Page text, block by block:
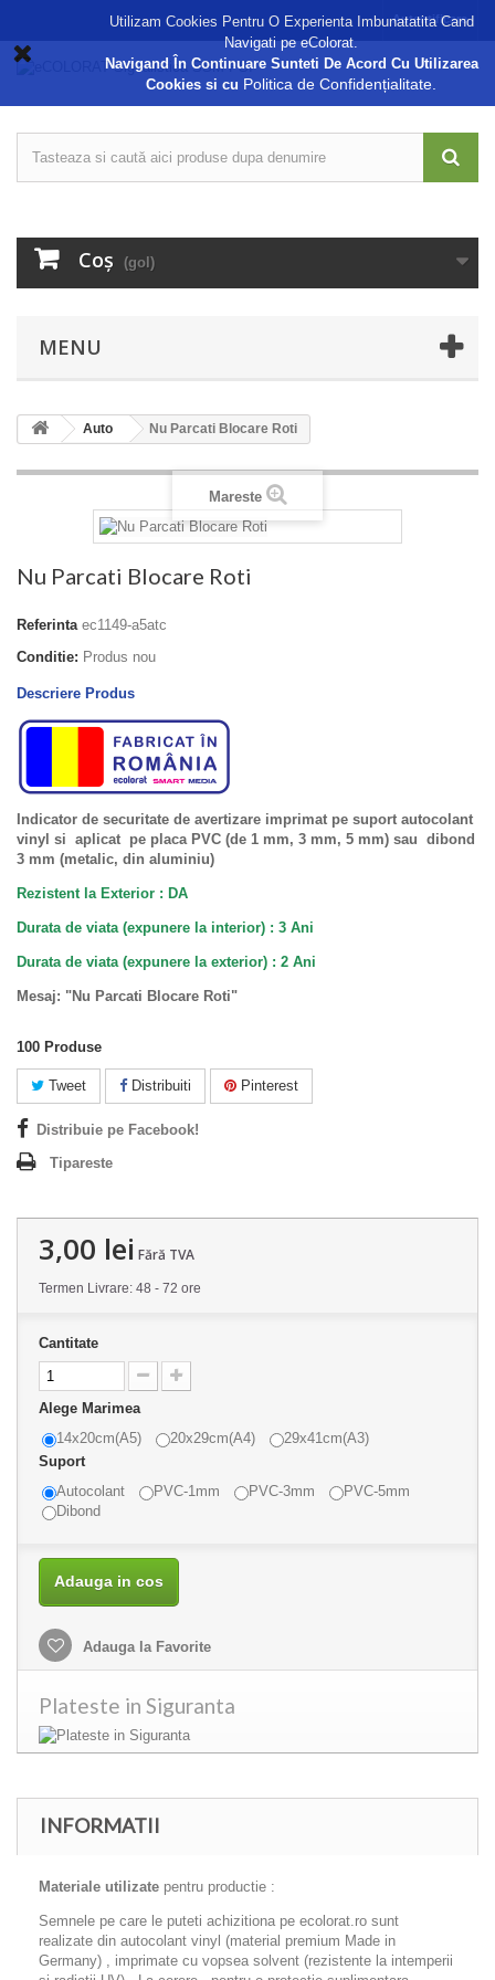
Autentificare
Coş (gol)
MENU
Auto Nu Parcati Blocare Roti
Mareste
Nu Parcati Blocare Roti
Referinta ec1149-a5atc
Conditie: Produs nou
Descriere Produs
Indicator de securitate de avertizare imprimat pe suport autocolant
vinyl si aplicat pe placa PVC (de 1 mm, 3 mm, 5 mm) sau dibond
3 mm (metalic, din aluminiu)
Rezistent la Exterior : DA
Durata de viata (expunere la interior) : 3 Ani
Durata de viata (expunere la exterior) : 2 Ani
Mesaj: "Nu Parcati Blocare Roti"
100 Produse
Tweet Distribuiti Pinterest
Distribuie pe Facebook!
Tipareste
3,00 lei Fără TVA
Termen Livrare: 48 - 72 ore
Cantitate
Alege Marimea
14x20cm(A5)
20x29cm(A4)
29x41cm(A3)
Suport
Autocolant
PVC-1mm PVC-3mm
PVC-5mm
Dibond
Adauga in cos
Adauga la Favorite
Plateste in Siguranta
INFORMATII
Materiale utilizate pentru productie :
Semnele pe care le puteti achizitiona pe ecolorat.ro sunt
realizate din autocolant vinyl (material premium Made in
Germany) , imprimate cu vopsea solvent (rezistente la intemperii
Utilizam Cookies Pentru O Experienta Imbunatatita Cand
Navigati pe eColorat.
Navigand În Continuare Sunteti De Acord Cu Utilizarea
Cookies si cu Politica de Confidențialitate.